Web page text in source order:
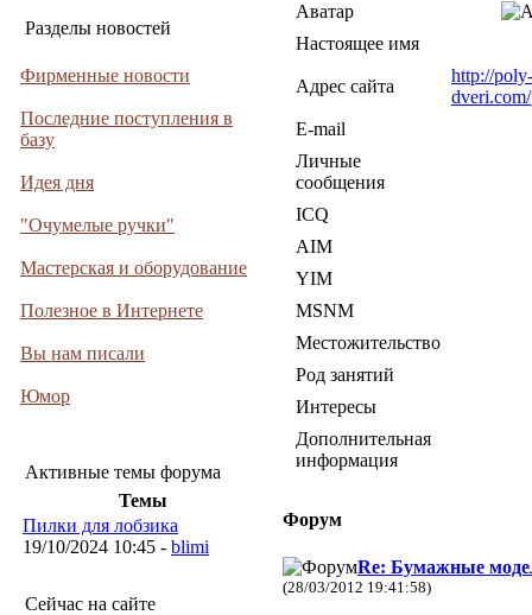
Разделы новостей
Фирменные новости
Последние поступления в
базу
Идея дня
"Очумелые ручки"
Мастерская и оборудование
Полезное в Интернете
Вы нам писали
Юмор
Активные темы форума
Темы
Пилки для лобзика
19/10/2024 10:45 - blimi
Сейчас на сайте
Аватар
Настоящее имя
Адрес сайта
http://poly-
E-mail
Личные
сообщения
ICQ
AIM
YIM
MSNM
Местожительство
Род занятий
Интересы
Дополнительная
информация
Форум
Re: Бумажные
(28/03/2012 19:41:58)